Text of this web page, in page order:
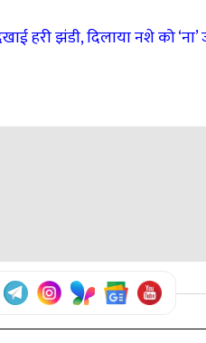
हरी झंडी, दिलाया नशे को